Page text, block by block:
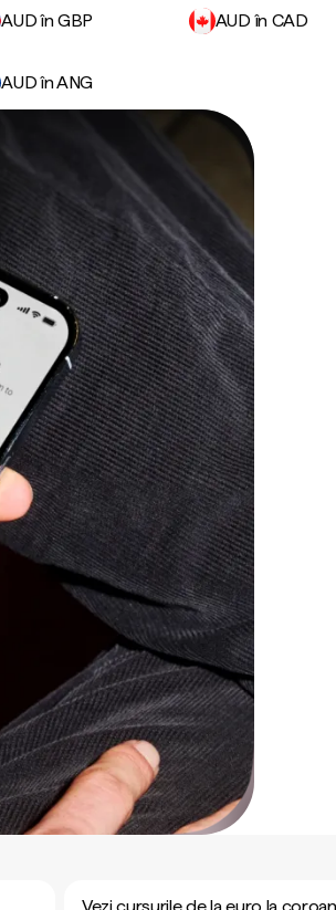
AUD în GBP AUD în CAD
AUD în ANG